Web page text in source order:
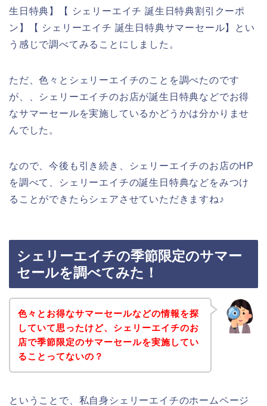
生日特典】【 シェリーエイチ 誕生日特典割引クーポ
ン】【 シェリーエイチ 誕生日特典サマーセール】とい
う感じで調べてみることにしました。
ただ、色々とシェリーエイチのことを調べたのです
が、、シェリーエイチのお店が誕生日特典などでお得
なサマーセールを実施しているかどうかは分かりませ
んでした。
なので、今後も引き続き、シェリーエイチのお店のHP
を調べて、シェリーエイチの誕生日特典などをみつけ
ることができたらシェアさせていただきますね♪
シェリーエイチの季節限定のサマー
セールを調べてみた！
色々とお得なサマーセールなどの情報を探
していて思ったけど、シェリーエイチのお
店で季節限定のサマーセールを実施してい
ることってないの？
ということで、私自身シェリーエイチのホームページ